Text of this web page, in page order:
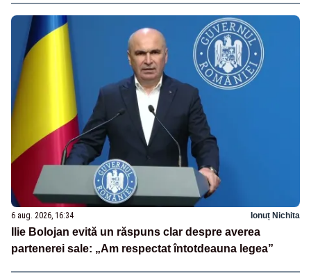
6 aug. 2026, 16:34 Ionuț Nichita
Ilie Bolojan evită un răspuns clar despre averea
partenerei sale: „Am respectat întotdeauna legea”